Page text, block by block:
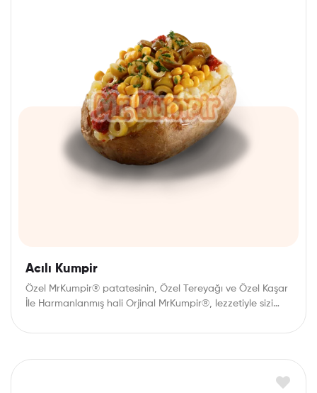
Acılı Kumpir
Özel MrKumpir® patatesinin, Özel Tereyağı ve Özel Kaşar
İle Harmanlanmış hali Orjinal MrKumpir®, lezzetiyle sizi…